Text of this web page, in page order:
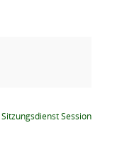
SitzungsdienstSession(Wird in